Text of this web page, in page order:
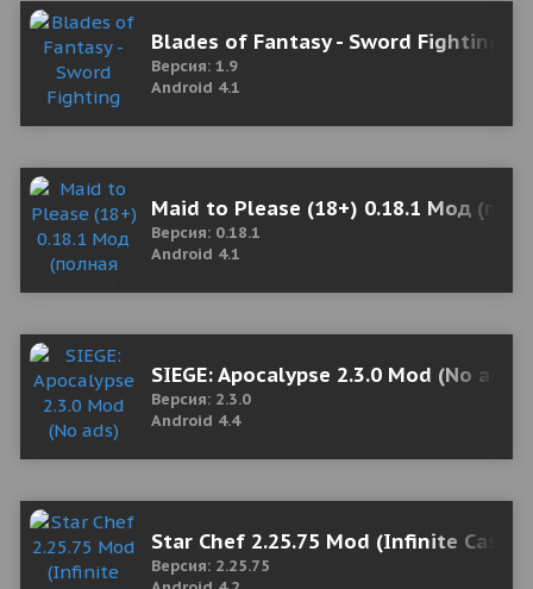
Blades of Fantasy - Sword Fighting
Версия: 1.9
Android 4.1
Maid to Please (18+) 0.18.1 Мод
Версия: 0.18.1
Android 4.1
SIEGE: Apocalypse 2.3.0 Mod (No ads)
Версия: 2.3.0
Android 4.4
Star Chef 2.25.75 Mod (Infinite Cash/
Версия: 2.25.75